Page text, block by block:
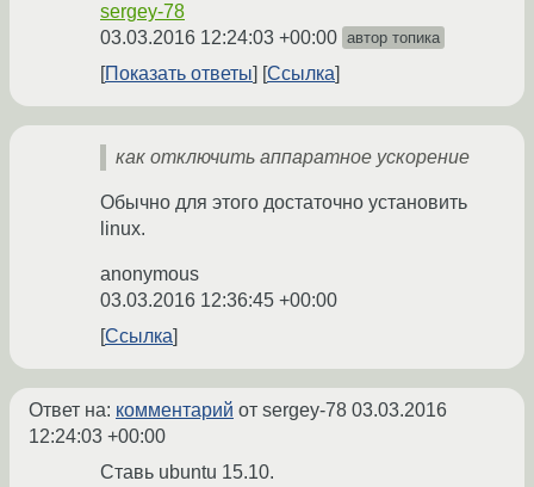
sergey-78
03.03.2016 12:24:03 +00:00 автор топика
Показать ответы Ссылка
как отключить аппаратное ускорение
Обычно для этого достаточно установить
linux.
anonymous
03.03.2016 12:36:45 +00:00
Ссылка
Ответ на: комментарий от sergey-78 03.03.2016
12:24:03 +00:00
Ставь ubuntu 15.10.